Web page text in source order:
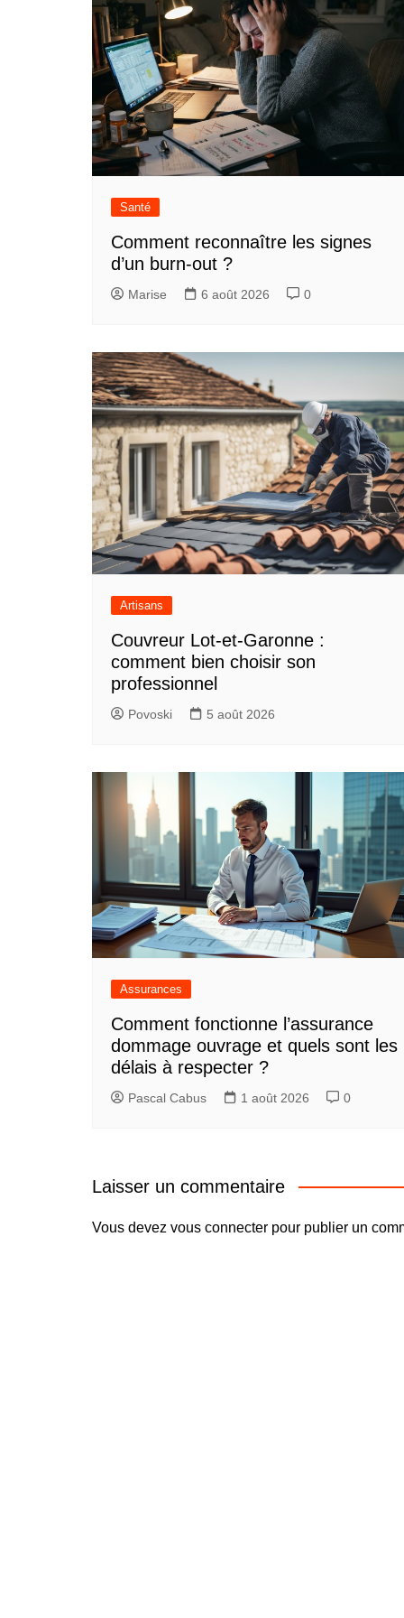
Santé
Comment reconnaître les signes
d’un burn-out ?
Marise 6 août 2026 0
Artisans
Couvreur Lot-et-Garonne :
comment bien choisir son
professionnel
Povoski 5 août 2026
Assurances
Comment fonctionne l’assurance
dommage ouvrage et quels sont les
délais à respecter ?
Pascal Cabus 1 août 2026 0
Laisser un commentaire
Vous devez vous connecter pour publier un